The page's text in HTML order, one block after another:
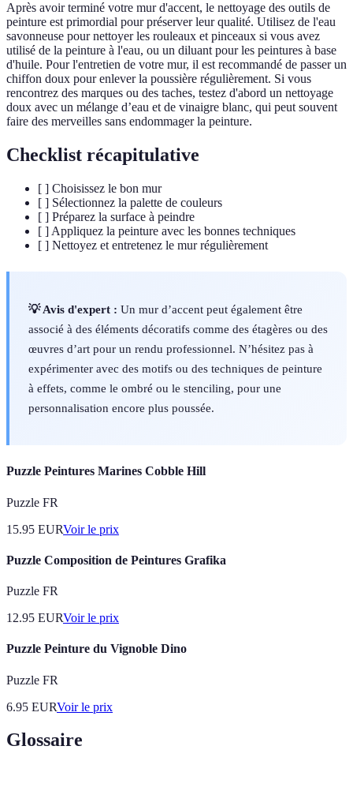
Après avoir terminé votre mur d'accent, le nettoyage des outils de
peinture est primordial pour préserver leur qualité. Utilisez de l'eau
savonneuse pour nettoyer les rouleaux et pinceaux si vous avez
utilisé de la peinture à l'eau, ou un diluant pour les peintures à base
d'huile. Pour l'entretien de votre mur, il est recommandé de passer un
chiffon doux pour enlever la poussière régulièrement. Si vous
rencontrez des marques ou des taches, testez d'abord un nettoyage
doux avec un mélange d’eau et de vinaigre blanc, qui peut souvent
faire des merveilles sans endommager la peinture.
Checklist récapitulative
[ ] Choisissez le bon mur
[ ] Sélectionnez la palette de couleurs
[ ] Préparez la surface à peindre
[ ] Appliquez la peinture avec les bonnes techniques
[ ] Nettoyez et entretenez le mur régulièrement
💡 Avis d'expert : Un mur d’accent peut également être
associé à des éléments décoratifs comme des étagères ou des
œuvres d’art pour un rendu professionnel. N’hésitez pas à
expérimenter avec des motifs ou des techniques de peinture
à effets, comme le ombré ou le stenciling, pour une
personnalisation encore plus poussée.
Puzzle Peintures Marines Cobble Hill
Puzzle FR
15.95 EURVoir le prix
Puzzle Composition de Peintures Grafika
Puzzle FR
12.95 EURVoir le prix
Puzzle Peinture du Vignoble Dino
Puzzle FR
6.95 EURVoir le prix
Glossaire